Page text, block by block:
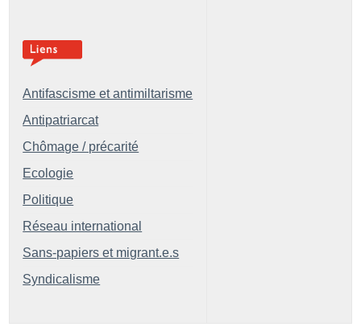
Antifascisme et antimiltarisme
Antipatriarcat
Chômage / précarité
Ecologie
Politique
Réseau international
Sans-papiers et migrant.e.s
Syndicalisme